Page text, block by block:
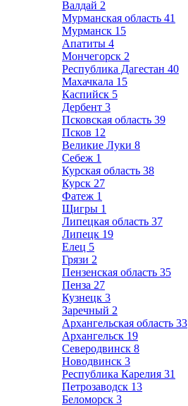
Валдай 2
Мурманская область 41
Мурманск 15
Апатиты 4
Мончегорск 2
Республика Дагестан 40
Махачкала 15
Каспийск 5
Дербент 3
Псковская область 39
Псков 12
Великие Луки 8
Себеж 1
Курская область 38
Курск 27
Фатеж 1
Щигры 1
Липецкая область 37
Липецк 19
Елец 5
Грязи 2
Пензенская область 35
Пенза 27
Кузнецк 3
Заречный 2
Архангельская область 33
Архангельск 19
Северодвинск 8
Новодвинск 3
Республика Карелия 31
Петрозаводск 13
Беломорск 3